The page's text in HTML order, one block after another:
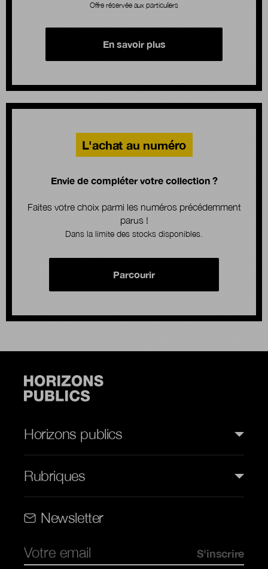
Offre réservée aux particuliers
En savoir plus
L'achat au numéro
Envie de compléter votre collection ?
Faites votre choix parmi les numéros précédemment
parus !
Dans la limite des stocks disponibles.
Parcourir
Horizons publics
Rubriques
Newsletter